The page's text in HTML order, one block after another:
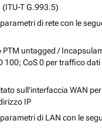
T G.993.5)
di rete con le
untagged /
100; CoS 0 per traffico dati
sull'interfaccia WAN
IP
di LAN con le